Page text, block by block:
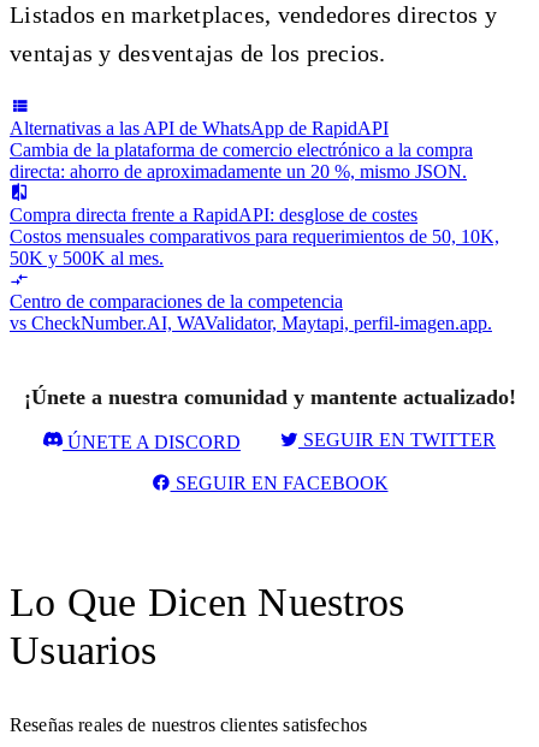
Listados en marketplaces, vendedores directos y
ventajas y desventajas de los precios.
Alternativas a las API de WhatsApp de RapidAPI
Cambia de la plataforma de comercio electrónico a la compra
directa: ahorro de aproximadamente un 20 %, mismo JSON.
Compra directa frente a RapidAPI: desglose de costes
Costos mensuales comparativos para requerimientos de 50, 10K,
50K y 500K al mes.
Centro de comparaciones de la competencia
vs CheckNumber.AI, WAValidator, Maytapi, perfil-imagen.app.
¡Únete a nuestra comunidad y mantente actualizado!
ÚNETE A DISCORD SEGUIR EN TWITTER
SEGUIR EN FACEBOOK
Lo Que Dicen Nuestros
Usuarios
Reseñas reales de nuestros clientes satisfechos